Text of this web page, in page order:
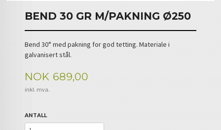
BEND 30 GR M/PAKNING Ø250
Bend 30° med pakning for god tetting. Materiale i
galvanisert stål.
Pris
NOK 689,00
inkl. mva.
ANTALL